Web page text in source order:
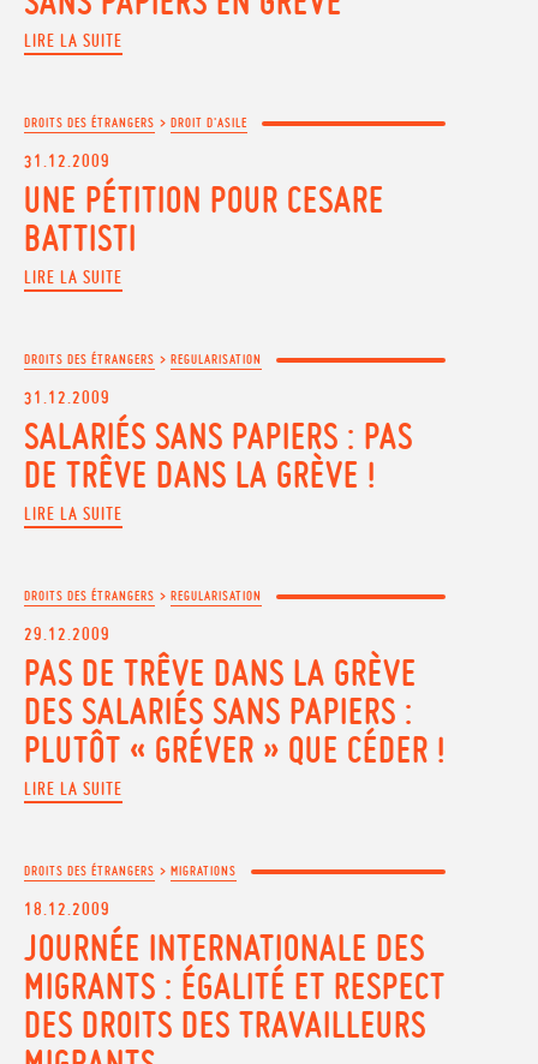
LIRE LA SUITE
DROITS DES ÉTRANGERS > DROIT D'ASILE
31.12.2009
UNE PÉTITION POUR CESARE
BATTISTI
LIRE LA SUITE
DROITS DES ÉTRANGERS > REGULARISATION
31.12.2009
SALARIÉS SANS PAPIERS : PAS
DE TRÊVE DANS LA GRÈVE !
LIRE LA SUITE
DROITS DES ÉTRANGERS > REGULARISATION
29.12.2009
PAS DE TRÊVE DANS LA GRÈVE
DES SALARIÉS SANS PAPIERS :
PLUTÔT « GRÉVER » QUE CÉDER !
LIRE LA SUITE
DROITS DES ÉTRANGERS > MIGRATIONS
18.12.2009
JOURNÉE INTERNATIONALE DES
MIGRANTS : ÉGALITÉ ET RESPECT
DES DROITS DES TRAVAILLEURS